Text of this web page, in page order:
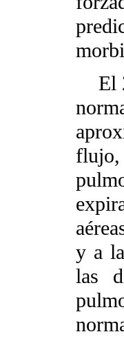
El
flujo,
y a
las